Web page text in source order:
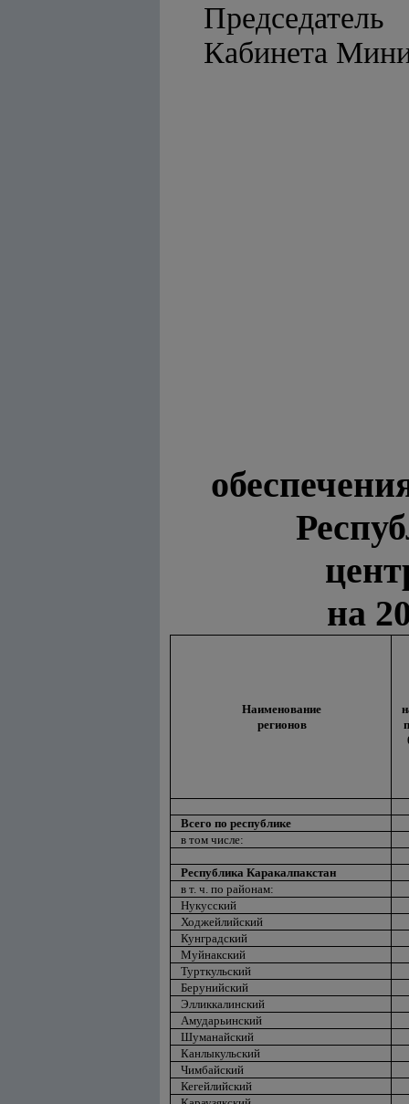
Председатель
на
Наименование
регионов
Всего по республике
в том числе:
Республика Каракалпакстан
в т. ч. по районам:
Нукусский
Ходжейлийский
Кунградский
Муйнакский
Турткульский
Берунийский
Элликкалинский
Амударьинский
Шуманайский
Канлыкульский
Чимбайский
Кегейлийский